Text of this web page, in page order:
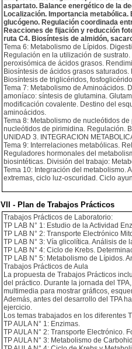
aspartato. Balance energético de la
Localización. Importancia
glucógeno. Regulación coordinada
Reacciones de fijación y reducción
ruta C4. Biosíntesis de almidón,
Tema 6: Metabolismo de Lípidos.
Regulación en la utilización de
peroxisómica de ácidos grasos.
Biosíntesis de ácidos grasos
Biosíntesis de triglicéridos,
Tema 7: Metabolismo de Aminoácidos.
amoníaco: síntesis de glutamina.
modificación covalente. Destino del
aminoácidos.
Tema 8: Metabolismo de nucleótidos
nucleótidos de pirimidina. Regulación.
UNIDAD 3. INTEGRACION
Tema 9: Interrelaciones metabólicas.
Reguladores hormonales del
biosintéticas. División del trabajo:
Tema 10: Integración del metabolismo.
extremas, ciclo luz-oscuridad. Ciclo
VII - Plan de Trabajos Prácticos
Trabajos Prácticos de Laboratorio:
TP LAB N° 1: Estudio de la Actividad
TP LAB N° 2: Transporte Electrónico
TP LAB N° 3: Vía glicolítica. Análisis
TP LAB N° 4: Ciclo de Krebs.
TP LAB N° 5: Metabolismo de Lípidos.
Trabajos Prácticos de Aula
La propuesta de Trabajos Prácticos
del práctico. Durante la jornada del
multimedia para mostrar gráficos,
Además, antes del desarrollo del TPA
ejercicio.
Los temas trabajados en los diferentes
TP AULA N° 1: Enzimas.
TP AULA N° 2: Transporte Electrónico.
TP AULA N° 3: Metabolismo de